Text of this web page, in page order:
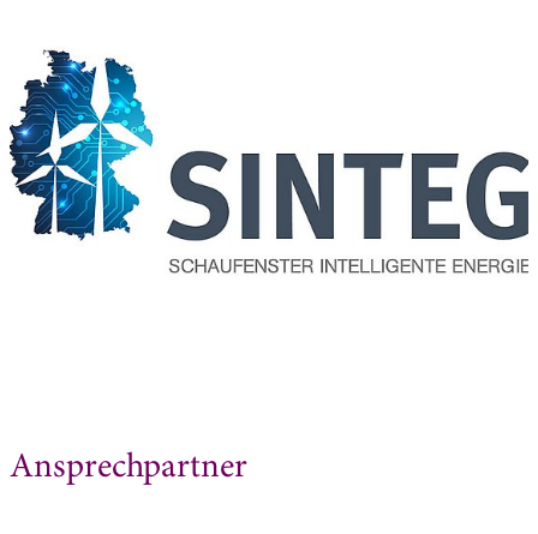
Ansprechpartner